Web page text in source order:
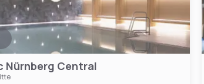
Nürnberg Central